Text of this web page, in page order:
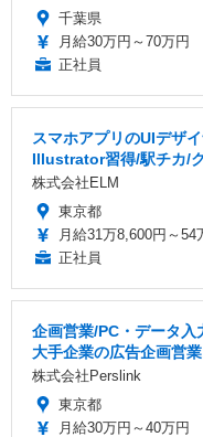
千葉県
月給30万円～70万円
正社員
スマホアプリのUIデザ
Illustrator習得/駅チカ/
株式会社ELM
東京都
月給31万8,600円～54
正社員
企画営業/PC・データ入
大手企業の広告企画営
株式会社Perslink
東京都
月給30万円～40万円